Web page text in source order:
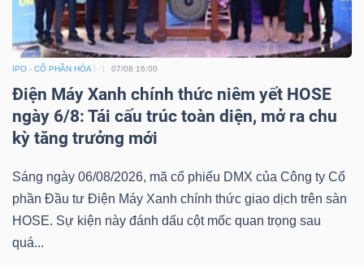
IPO - CỔ PHẦN HÓA 07/08 16:00
Điện Máy Xanh chính thức niêm yết HOSE
ngày 6/8: Tái cấu trúc toàn diện, mở ra chu
kỳ tăng trưởng mới
Sáng ngày 06/08/2026, mã cổ phiếu DMX của Công ty Cổ
phần Đầu tư Điện Máy Xanh chính thức giao dịch trên sàn
HOSE. Sự kiện này đánh dấu cột mốc quan trọng sau
quá...
YẾU
TIÊU
DÙNG
THIẾT
YẾU